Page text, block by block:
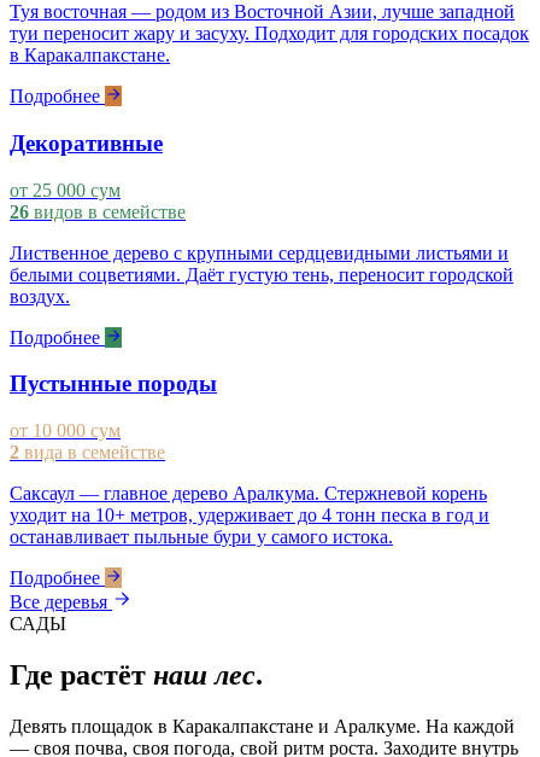
Туя восточная — родом из Восточной Азии, лучше западной
туи переносит жару и засуху. Подходит для городских посадок
в Каракалпакстане.
Подробнее
Декоративные
от 25 000 сум
26 видов в семействе
Лиственное дерево с крупными сердцевидными листьями и
белыми соцветиями. Даёт густую тень, переносит городской
воздух.
Подробнее
Пустынные породы
от 10 000 сум
2 вида в семействе
Саксаул — главное дерево Аралкума. Стержневой корень
уходит на 10+ метров, удерживает до 4 тонн песка в год и
останавливает пыльные бури у самого истока.
Подробнее
Все деревья
САДЫ
Где растёт наш лес.
Девять площадок в Каракалпакстане и Аралкуме. На каждой
— своя почва, своя погода, свой ритм роста. Заходите внутрь